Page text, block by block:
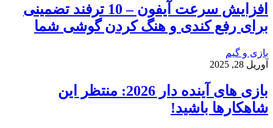
افزایش سرعت آیفون – 10 ترفند تضمینی
برای رفع کندی و هنگ کردن گوشی شما
بازی و گیم
آوریل 28, 2025
بازی‌ های آینده دار 2026: منتظر این
شاهکارها باشید!